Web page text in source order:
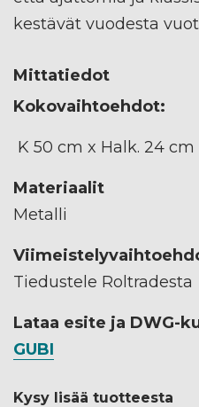
kestävät vuodesta
Mittatiedot
Kokovaihtoehdot:
K 50 cm x Halk. 24 cm
Materiaalit
Metalli
Tiedustele Roltradesta
Lataa esite ja DWG-
GUBI
Kysy lisää tuotteesta